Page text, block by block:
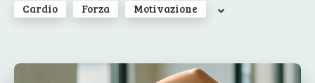
Cardio Forza Motivazione